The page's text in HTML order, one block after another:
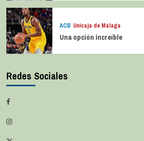
ACB Unicaja de Málaga
Una opción increíble
Redes Sociales